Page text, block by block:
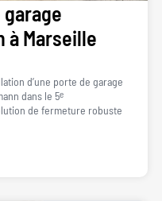
garage
à Marseille
d’une porte de garage
dans le 5ᵉ
de fermeture robuste